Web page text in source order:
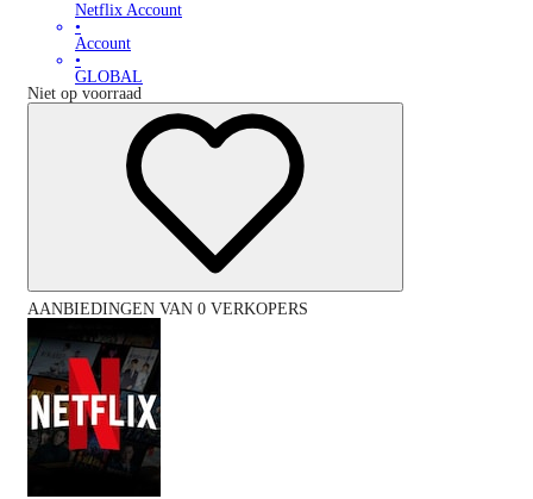
Netflix Account
•
Account
•
GLOBAL
Niet op voorraad
AANBIEDINGEN VAN 0 VERKOPERS